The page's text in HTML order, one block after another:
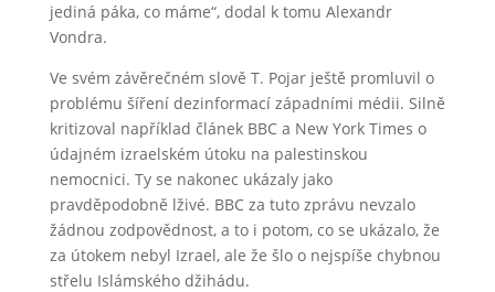
jediná páka, co máme“, dodal k tomu Alexandr
Vondra.
Ve svém závěrečném slově T. Pojar ještě promluvil o
problému šíření dezinformací západními médii. Silně
kritizoval například článek BBC a New York Times o
údajném izraelském útoku na palestinskou
nemocnici. Ty se nakonec ukázaly jako
pravděpodobně lživé. BBC za tuto zprávu nevzalo
žádnou zodpovědnost, a to i potom, co se ukázalo, že
za útokem nebyl Izrael, ale že šlo o nejspíše chybnou
střelu Islámského džihádu.